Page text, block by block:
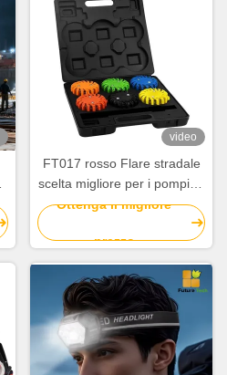
video
FT017 rosso Flare stradale
scelta migliore per i pompieri
della polizia EMT e dei
Dimensioni 106.50 x 106.50
x 35 mm
Ottenga il migliore
prezzo